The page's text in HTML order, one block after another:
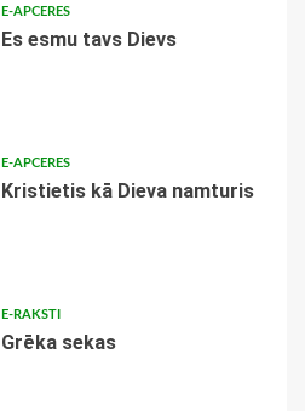
E-APCERES
Es esmu tavs Dievs
E-APCERES
Kristietis kā Dieva namturis
E-RAKSTI
Grēka sekas